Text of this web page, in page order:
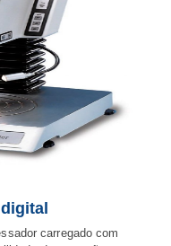
carregado com